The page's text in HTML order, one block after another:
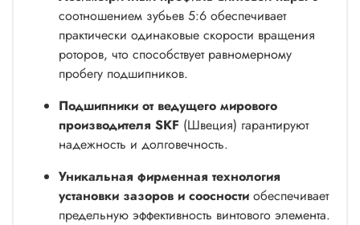
соотношением зубьев 5:6 обеспечивает
практически одинаковые скорости вращения
роторов, что способствует равномерному
пробегу подшипников.
Подшипники от ведущего мирового
производителя SKF (Швеция) гарантируют
надежность и долговечность.
Уникальная фирменная технология
установки зазоров и соосности обеспечивает
предельную эффективность винтового элемента.